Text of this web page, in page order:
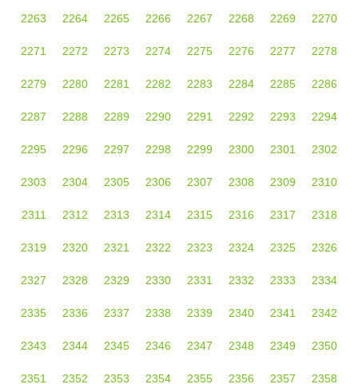
2263 2264 2265 2266 2267 2268 2269 2270
2271 2272 2273 2274 2275 2276 2277 2278
2279 2280 2281 2282 2283 2284 2285 2286
2287 2288 2289 2290 2291 2292 2293 2294
2295 2296 2297 2298 2299 2300 2301 2302
2303 2304 2305 2306 2307 2308 2309 2310
2311 2312 2313 2314 2315 2316 2317 2318
2319 2320 2321 2322 2323 2324 2325 2326
2327 2328 2329 2330 2331 2332 2333 2334
2335 2336 2337 2338 2339 2340 2341 2342
2343 2344 2345 2346 2347 2348 2349 2350
2351 2352 2353 2354 2355 2356 2357 2358